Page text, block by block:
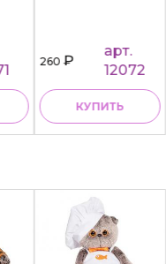
260₽
арт.
12072
КУПИТЬ